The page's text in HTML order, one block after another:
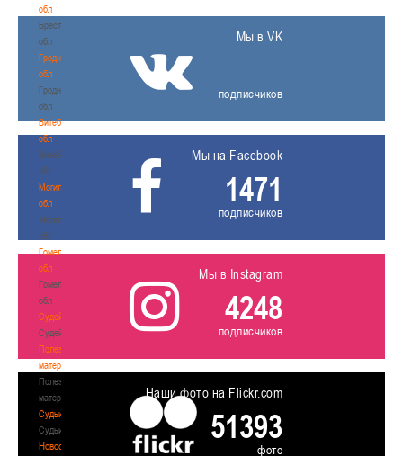
обл
Брестская
обл
Гродненская
обл
Гродненская
обл
Витебская
обл
Витебская
обл
Могилевская
обл
Могилевская
обл
Гомельская
обл
Гомельская
обл
Судейство
Судейство
Полезные
материалы
Полезные
материалы
Судьи
Судьи
Новости
Мы в VK
подписчиков
Мы на Facebook
1471
подписчиков
Мы в Instagram
4248
подписчиков
Наши фото на Flickr.com
51393
фото